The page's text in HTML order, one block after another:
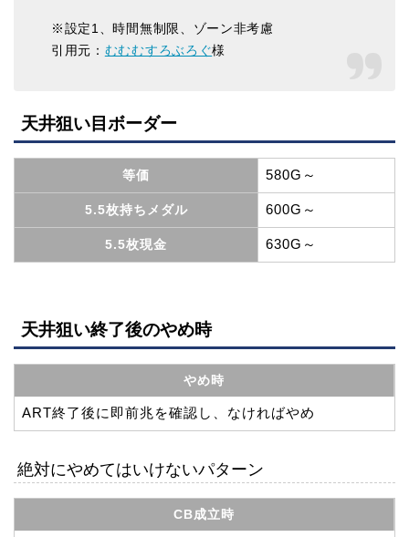
※設定1、時間無制限、ゾーン非考慮
引用元： むむむすろぶろぐ様
天井狙い目ボーダー
等価 580G～
5.5枚持ちメダル 600G～
5.5枚現金 630G～
天井狙い終了後のやめ時
やめ時
ART終了後に即前兆を確認し、なければやめ
絶対にやめてはいけないパターン
CB成立時